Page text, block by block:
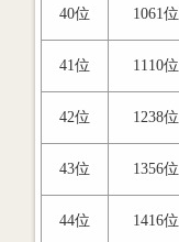
40位 1061位
41位 1110位
42位 1238位
43位 1356位
44位 1416位